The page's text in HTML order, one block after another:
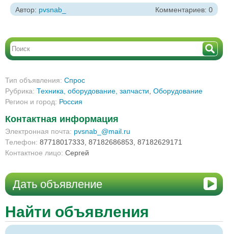
Автор: pvsnab_ Комментариев: 0
Тип объявления: Спрос
Рубрика: Техника, оборудование, запчасти Оборудование
Регион и город: Россия
Контактная информация
Электронная почта: pvsnab_@mail.ru
Телефон: 87718017333, 87182686853, 87182629171
Контактное лицо: Сергей
Дать объявление
Найти объявления